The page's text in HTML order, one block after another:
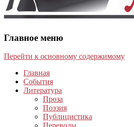
Главное меню
Перейти к основному содержимому
Главная
События
Литература
Проза
Поэзия
Публицистика